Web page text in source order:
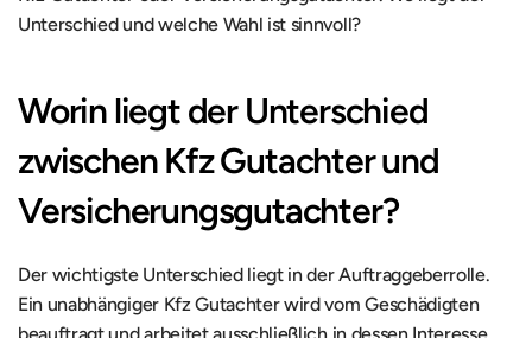
Unterschied und welche Wahl ist sinnvoll?
Worin liegt der Unterschied
zwischen Kfz Gutachter und
Versicherungsgutachter?
Der wichtigste Unterschied liegt in der Auftraggeberrolle.
Ein unabhängiger Kfz Gutachter wird vom Geschädigten